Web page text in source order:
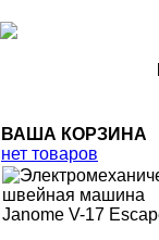
ВАША КОРЗИНА
нет товаров